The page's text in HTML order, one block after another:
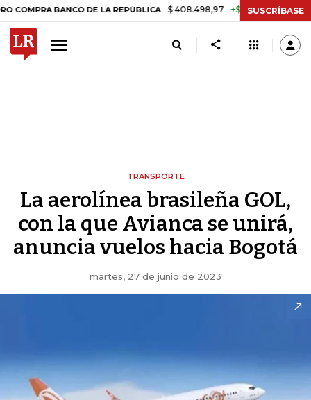
BANCO DE LA REPÚBLICA $ 408.498,97 +$ 8.753,81 +2,19%
SUSCRÍBASE
TRANSPORTE
La aerolínea brasileña GOL,
con la que Avianca se unirá,
anuncia vuelos hacia Bogotá
martes, 27 de junio de 2023